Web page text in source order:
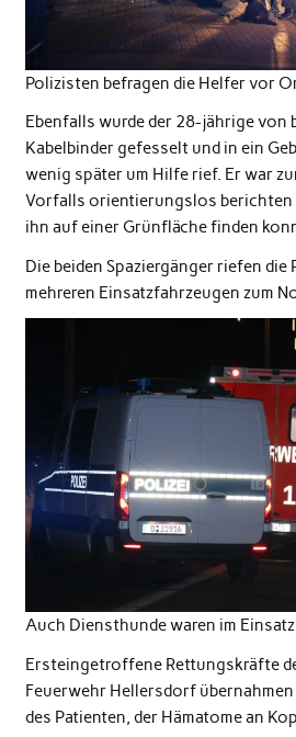
Polizisten befragen die Helfer vor
Ebenfalls wurde der 28-jährige von
Kabelbinder gefesselt und in ein
wenig später um Hilfe rief. Er war
Vorfalls orientierungslos berichten
ihn auf einer Grünfläche finden
Die beiden Spaziergänger riefen die
mehreren Einsatzfahrzeugen zum
Auch Diensthunde waren im
Ersteingetroffene Rettungskräfte
Feuerwehr Hellersdorf
des Patienten, der Hämatome an